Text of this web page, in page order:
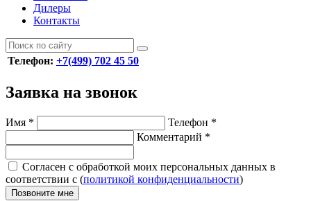
Дилеры
Контакты
Телефон: +7(499) 702 45 50
Заявка на звонок
Имя * Телефон *
Комментарий *
Согласен с обработкой моих персональных данных в
соответствии с (политикой конфиденциальности)
Позвоните мне